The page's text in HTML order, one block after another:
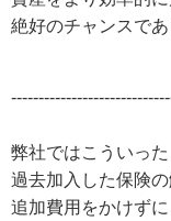
絶好のチャンスで
弊社ではこういった
過去加入した保険
追加費用をかけずに